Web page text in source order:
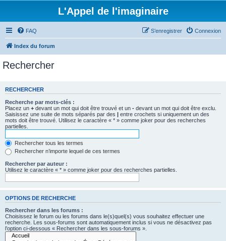
L'Appel de l'imaginaire
FAQ Connexion
S’enregistrer
Index du forum
Rechercher
RECHERCHER
Recherche par mots-clés :
Placez un + devant un mot qui doit être trouvé et un - devant un mot qui doit être exclu.
Saisissez une suite de mots séparés par des | entre crochets si uniquement un des
mots doit être trouvé. Utilisez le caractère « * » comme joker pour des recherches
partielles.
Rechercher tous les termes
Rechercher n’importe lequel de ces termes
Rechercher par auteur :
Utilisez le caractère « * » comme joker pour des recherches partielles.
OPTIONS DE RECHERCHE
Rechercher dans les forums :
Choisissez le forum ou les forums dans le(s)quel(s) vous souhaitez effectuer une
recherche. Les sous-forums sont automatiquement inclus si vous ne désactivez pas
l’option ci-dessous « Rechercher dans les sous-forums ».